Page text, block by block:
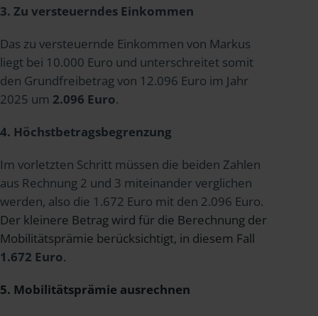
3. Zu versteuerndes Einkommen
Das zu versteuernde Einkommen von Markus
liegt bei 10.000 Euro und unterschreitet somit
den Grundfreibetrag von 12.096 Euro im Jahr
2025 um 2.096 Euro.
4. Höchstbetragsbegrenzung
Im vorletzten Schritt müssen die beiden Zahlen
aus Rechnung 2 und 3 miteinander verglichen
werden, also die 1.672 Euro mit den 2.096 Euro.
Der kleinere Betrag wird für die Berechnung der
Mobilitätsprämie berücksichtigt, in diesem Fall
1.672 Euro.
5. Mobilitätsprämie ausrechnen